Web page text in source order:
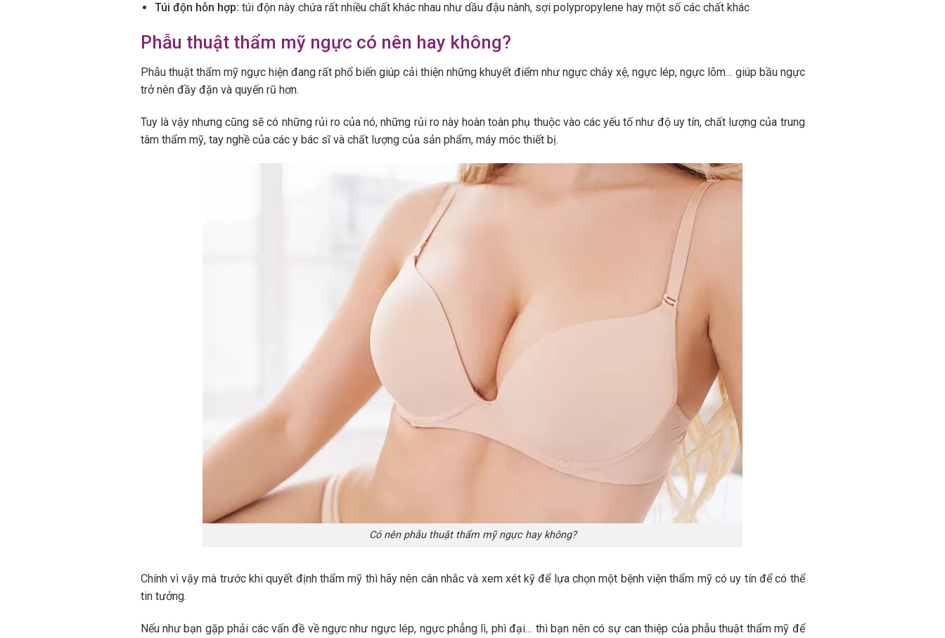
Túi độn hỗn hợp: túi độn này chứa rất nhiều chất khác nhau như dầu đậu nành, sợi polypropylene hay một số các chất khác
Phẫu thuật thẩm mỹ ngực có nên hay không?
Phẫu thuật thẩm mỹ ngực hiện đang rất phổ biến giúp cải thiện những khuyết điểm như ngực chảy xệ, ngực lép, ngực lõm… giúp bầu ngực
trở nên đầy đặn và quyến rũ hơn.
Tuy là vậy nhưng cũng sẽ có những rủi ro của nó, những rủi ro này hoàn toàn phụ thuộc vào các yếu tố như độ uy tín, chất lượng của trung
tâm thẩm mỹ, tay nghề của các y bác sĩ và chất lượng của sản phẩm, máy móc thiết bị.
Có nên phẫu thuật thẩm mỹ ngực hay không?
Chính vì vậy mà trước khi quyết định thẩm mỹ thì hãy nên cân nhắc và xem xét kỹ để lựa chọn một bệnh viện thẩm mỹ có uy tín để có thể
tin tưởng.
Nếu như bạn gặp phải các vấn đề về ngực như ngực lép, ngực phẳng lì, phì đại… thì bạn nên có sự can thiệp của phẫu thuật thẩm mỹ để